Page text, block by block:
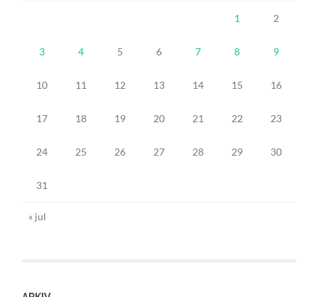
1 2
3 4 5 6 7 8 9
10 11 12 13 14 15 16
17 18 19 20 21 22 23
24 25 26 27 28 29 30
31
« jul